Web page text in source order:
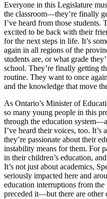
Everyone in this Legislature
the classroom—they’re finally
I’ve heard from those students.
excited to be back with their
for the next steps in life. It’s
again in all regions of the
students are, or what grade
school. They’re finally getting
routine. They want to once
and the knowledge that move
As Ontario’s Minister of
so many young people in this
through the education
I’ve heard their voices, too.
they’re passionate about their
instability means for them. For
in their children’s education,
It’s not just about academics,
seriously impacted here and
education interruptions from the
preceded it—but there are other